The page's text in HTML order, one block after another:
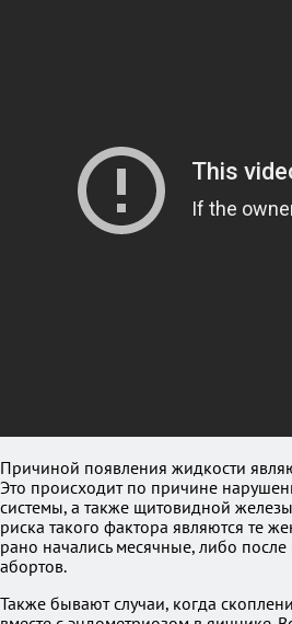
Причиной появления жидкости
Это происходит по причине
системы, а также щитовидной
риска такого фактора являются те
рано начались месячные, либо
абортов.
Также бывают случаи, когда